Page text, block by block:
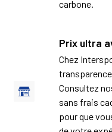
carbone.
Prix ultra
Chez
Consultez
sans frais
pour que